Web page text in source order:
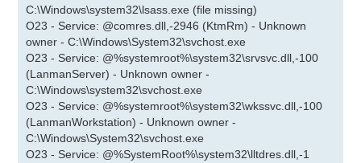
C:\Windows\system32\lsass.exe (file missing)
O23 - Service: @comres.dll,-2946 (KtmRm) - Unknown
owner - C:\Windows\System32\svchost.exe
O23 - Service: @%systemroot%\system32\srvsvc.dll,-100
(LanmanServer) - Unknown owner -
C:\Windows\system32\svchost.exe
O23 - Service: @%systemroot%\system32\wkssvc.dll,-100
(LanmanWorkstation) - Unknown owner -
C:\Windows\System32\svchost.exe
O23 - Service: @%SystemRoot%\system32\lltdres.dll,-1